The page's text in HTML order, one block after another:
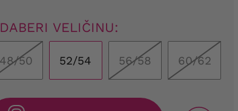
VELIČINU:
48/50 52/54 56/58 60/62